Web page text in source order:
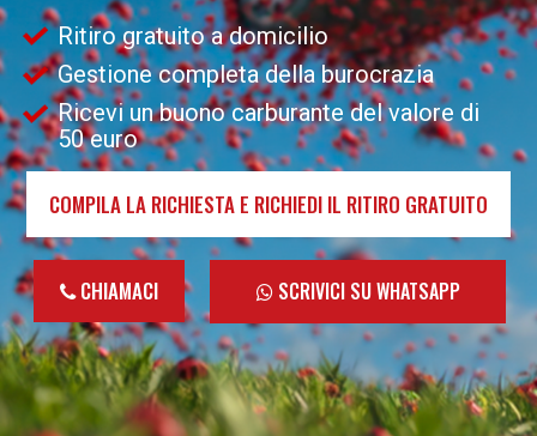
Ritiro gratuito a domicilio
COMPILA LA RICHIESTA E RICHIEDI IL RITIRO GRATUITO
CHIAMACI SCRIVICI SU WHATSAPP
Gestione completa della burocrazia
Ricevi un buono carburante del valore di
50 euro